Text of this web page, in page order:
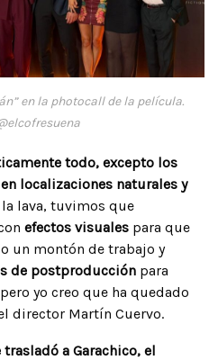
en la photocall de la película.
todo, excepto los
localizaciones naturales y
la lava, tuvimos que
efectos visuales para que
un montón de trabajo y
de postproducción para
yo creo que ha quedado
director Martín Cuervo.
a Garachico, el